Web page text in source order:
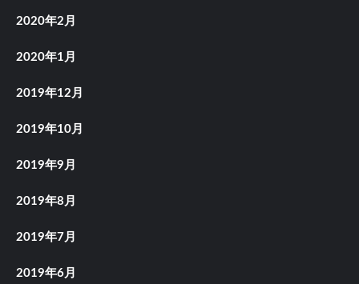
2020年2月
2020年1月
2019年12月
2019年10月
2019年9月
2019年8月
2019年7月
2019年6月